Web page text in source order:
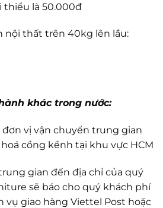
thiểu là 50.000đ
nội thất trên 40kg lên lầu:
khác trong nước:
đơn vị vận chuyển trung gian
cồng kềnh tại khu vực HCM
gian đến địa chỉ của quý
sẽ báo cho quý khách phí
vụ giao hàng Viettel Post hoặc